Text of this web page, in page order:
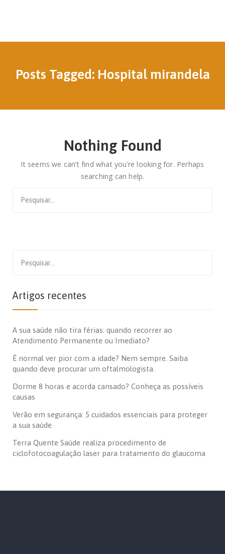
Posts Tagged: Hospital mirandela
Nothing Found
It seems we can’t find what you’re looking for. Perhaps
searching can help.
for:
for:
Artigos recentes
A sua saúde não tira férias: quando recorrer ao
Atendimento Permanente ou Imediato?
É normal ver pior com a idade? Nem sempre. Saiba
quando deve procurar um oftalmologista.
Dorme 8 horas e acorda cansado? Conheça as possíveis
causas
Verão em segurança: 5 cuidados essenciais para proteger
a sua saúde
Terra Quente Saúde realiza procedimento de
ciclofotocoagulação laser para tratamento do glaucoma